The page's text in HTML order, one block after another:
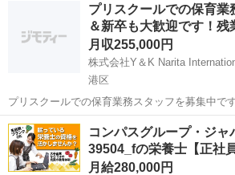
す。 英語のレッスン以外には 子どもたちの入
などもあります。 ...
プリスクールでの保育
＆新卒も大歓迎です！
月収255,000円
株式会社Y＆K Narita
港区
プリスクールでの保育業務スタッフを募集中で
ーリ教育、体操や受験用の礼儀作法などを取り
の保育士業務となります。 専門的な科目は全て
すので、保育スタッフの方は保育...
東京 港区 保育士
コンパスグループ・ジ
39504_fの栄養士【正社
月給280,000円